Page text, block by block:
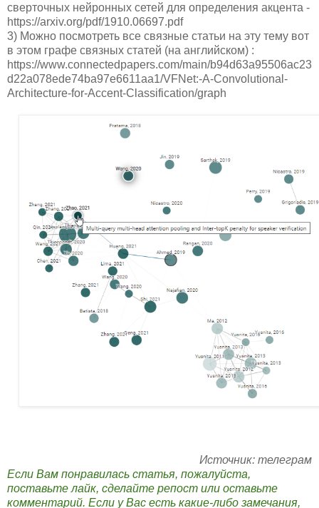
сверточных нейронных сетей для определения акцента -
https://arxiv.org/pdf/1910.06697.pdf
3) Можно посмотреть все связные статьи на эту тему вот
в этом графе связных статей (на английском) :
https://www.connectedpapers.com/main/b94d63a95506ac23
d22a078ede74ba97e6611aa1/VFNet:-A-Convolutional-
Architecture-for-Accent-Classification/graph
Источник: телеграм
Если Вам понравилась статья, пожалуйста,
поставьте лайк, сделайте репост или оставьте
комментарий. Если у Вас есть какие-либо замечания,